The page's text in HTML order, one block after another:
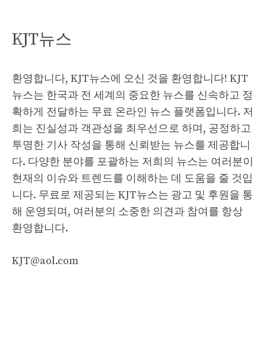
KJT뉴스
환영합니다, KJT뉴스에 오신 것을 환영합니다! KJT
뉴스는 한국과 전 세계의 중요한 뉴스를 신속하고 정
확하게 전달하는 무료 온라인 뉴스 플랫폼입니다. 저
희는 진실성과 객관성을 최우선으로 하며, 공정하고
투명한 기사 작성을 통해 신뢰받는 뉴스를 제공합니
다. 다양한 분야를 포괄하는 저희의 뉴스는 여러분이
현재의 이슈와 트렌드를 이해하는 데 도움을 줄 것입
니다. 무료로 제공되는 KJT뉴스는 광고 및 후원을 통
해 운영되며, 여러분의 소중한 의견과 참여를 항상
환영합니다.
KJT@aol.com